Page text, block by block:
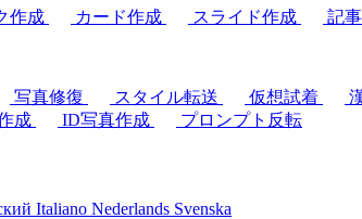
作成 カード作成 スライド作成 記
写真修復 スタイル転送 仮想試着
成 ID写真作成
プロンプト反転
Italiano Nederlands Svenska